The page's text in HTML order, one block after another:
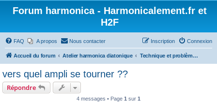
Forum harmonica - Harmonicalement.fr et
H2F
FAQ A propos Nous contacter Connexion
Inscription
Accueil du forum Atelier harmonica diatonique Technique et problème - Diatonique
vers quel ampli se tourner ??
Répondre
4 messages • Page 1 sur 1